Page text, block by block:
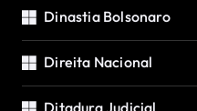
Dinastia Bolsonaro
Direita Nacional